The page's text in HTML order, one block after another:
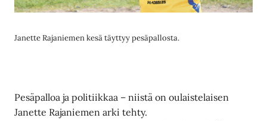
Janette Rajaniemen kesä täyttyy pesäpallosta.
Pesäpalloa ja politiikkaa – niistä on oulaistelaisen
Janette Rajaniemen arki tehty.